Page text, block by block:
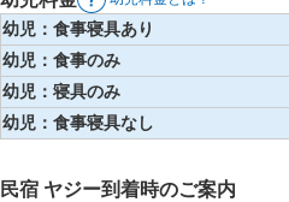
幼児：食事寝具あり
幼児：食事のみ
幼児：寝具のみ
幼児：食事寝具なし
民宿 ヤジー到着時のご案内